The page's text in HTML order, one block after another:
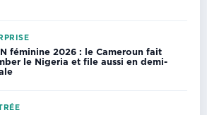
féminine 2026 : le Cameroun fait
le Nigeria et file aussi en demi-